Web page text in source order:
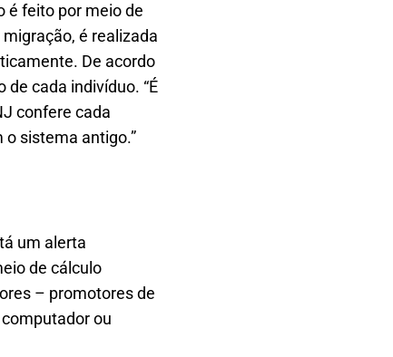
é feito por meio de
é realizada
De acordo
cada indivíduo. “É
confere cada
sistema antigo.”
um alerta
de cálculo
– promotores de
ou